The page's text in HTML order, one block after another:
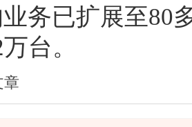
务已扩展至80
台。
章